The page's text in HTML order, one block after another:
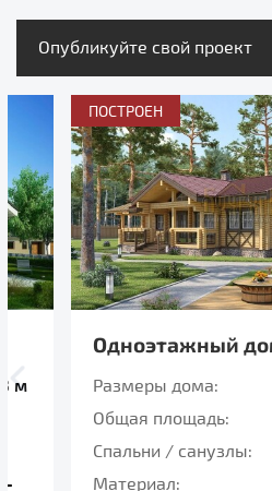
Опубликуйте свой проект
м
ПОСТРОЕН
Одноэтажный
Размеры дома:
Общая площадь:
Спальни / санузлы:
Материал: